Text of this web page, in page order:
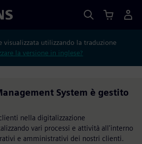
visualizzata utilizzando la traduzione
la versione in inglese?
System è gestito
nella digitalizzazione
vari processi e attività all'interno
e amministrativi dei nostri clienti.